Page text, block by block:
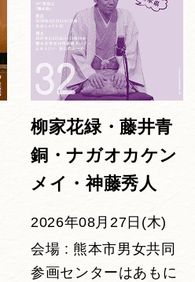
柳家花緑・藤井青
銅・ナガオカケン
メイ・神藤秀人
2026年08月27日(木)
会場 : 熊本市男女共同
参画センターはあもに